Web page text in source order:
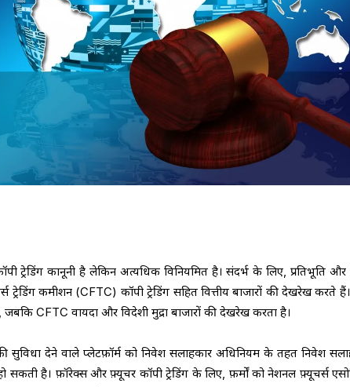
ट्रेडिंग कानूनी है लेकिन अत्यधिक विनियमित है। संदर्भ के लिए, प्रतिभूति
ट्रेडिंग कमीशन (CFTC) कॉपी ट्रेडिंग सहित वित्तीय बाजारों की देखरेख करते
जबकि CFTC वायदा और विदेशी मुद्रा बाजारों की देखरेख करता है।
की सुविधा देने वाले प्लेटफ़ॉर्म को निवेश सलाहकार अधिनियम के तहत निवेश
है। फ़ॉरेक्स और फ़्यूचर कॉपी ट्रेडिंग के लिए, फ़र्मों को नेशनल फ़्यूचर्स